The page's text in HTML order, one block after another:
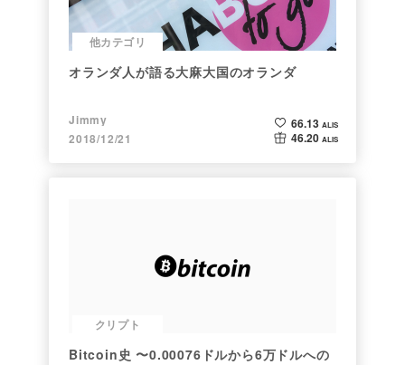
他カテゴリ
オランダ人が語る大麻大国のオランダ
Jimmy
2018/12/21
66.13 ALIS
46.20 ALIS
クリプト
Bitcoin史 〜0.00076ドルから6万ドルへの